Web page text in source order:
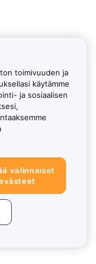
toimivuuden ja
käytämme
ja sosiaalisen
valinnaiset